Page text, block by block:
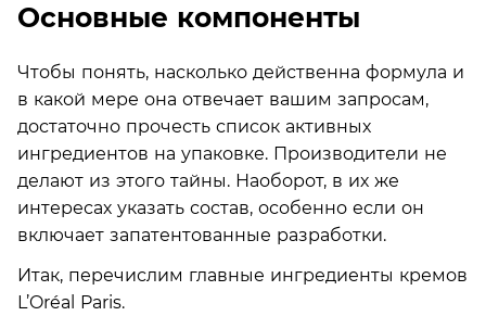
Основные компоненты
Чтобы понять, насколько действенна формула и
в какой мере она отвечает вашим запросам,
достаточно прочесть список активных
ингредиентов на упаковке. Производители не
делают из этого тайны. Наоборот, в их же
интересах указать состав, особенно если он
включает запатентованные разработки.
Итак, перечислим главные ингредиенты кремов
L’Oréal Paris.